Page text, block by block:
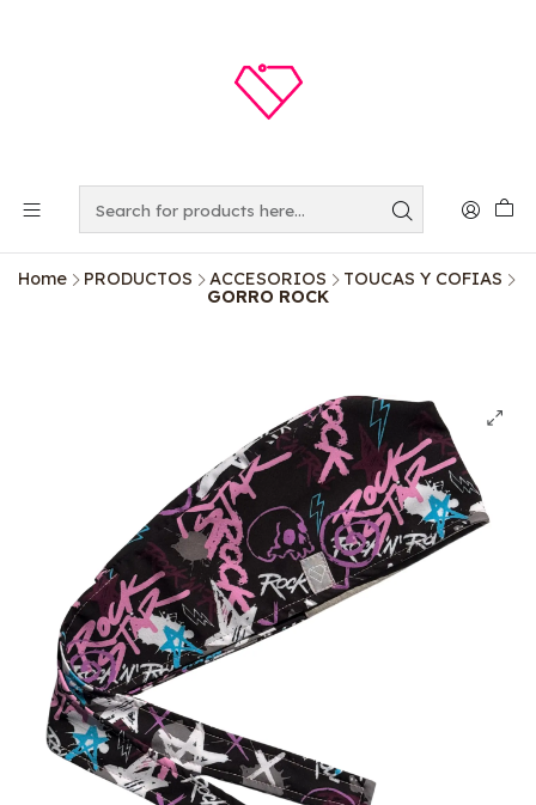
Home PRODUCTOS ACCESORIOS
TOUCAS Y COFIAS
GORRO ROCK